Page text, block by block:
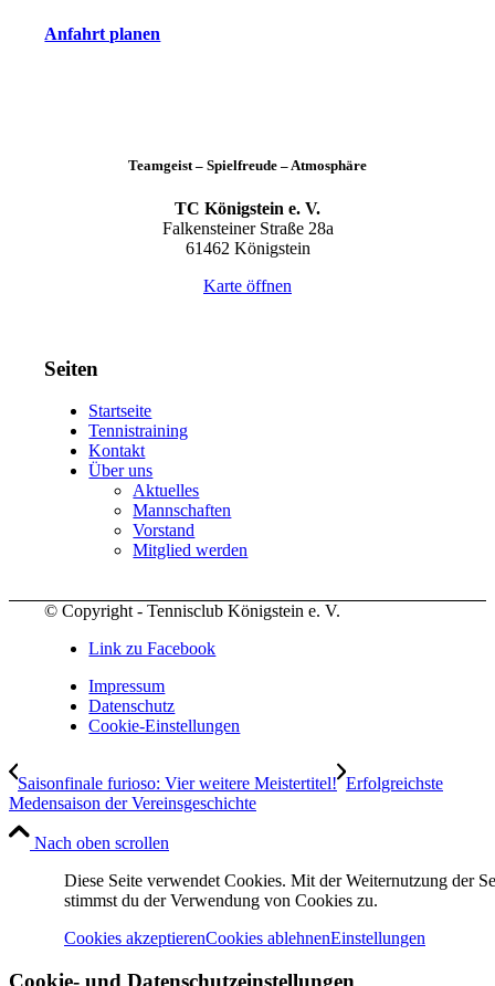
Anfahrt planen
Teamgeist – Spielfreude – Atmosphäre
TC Königstein e. V.
Falkensteiner Straße 28a
61462 Königstein
Karte öffnen
Seiten
Startseite
Tennistraining
Kontakt
Über uns
Aktuelles
Mannschaften
Vorstand
Mitglied werden
© Copyright - Tennisclub Königstein e. V.
Link zu Facebook
Impressum
Datenschutz
Cookie-Einstellungen
Saisonfinale furioso: Vier weitere Meistertitel! Erfolgreichste
Medensaison der Vereinsgeschichte
Nach oben scrollen
Diese Seite verwendet Cookies. Mit der Weiternutzung der
stimmst du der Verwendung von Cookies zu.
Cookies akzeptierenCookies ablehnenEinstellungen
Cookie- und Datenschutzeinstellungen